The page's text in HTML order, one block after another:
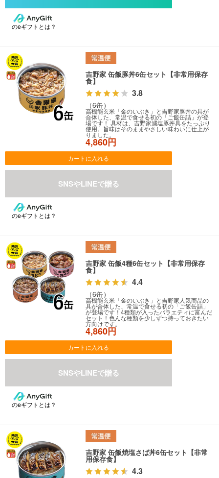
のeギフトとは？
吉野家 缶飯豚丼6缶セット【非常用保存
食】
3.8
（6缶）
高機能玄米「金のいぶき」と吉野家豚丼の具が
合体した、常温で食せる初の「ご飯缶詰」が登
場です！ 具材は、吉野家減塩豚丼具をたっぷり
使用。旨味はそのままやさしい味わいに仕上が
りました。
4,860円
カートに入れる
のeギフトとは？
吉野家 缶飯4種6缶セット【非常用保存
食】
4.4
（6缶）
高機能玄米「金のいぶき」と吉野家人気商品の
具が合体した、常温で食せる初の「ご飯缶詰」
が登場です！4種類が入ったバラエティに富んだ
セット！色んな種類を少しずつ持っておきたい
方向けです。
4,860円
カートに入れる
のeギフトとは？
吉野家 缶飯焼塩さば丼6缶セット【非常
用保存食】
4.3